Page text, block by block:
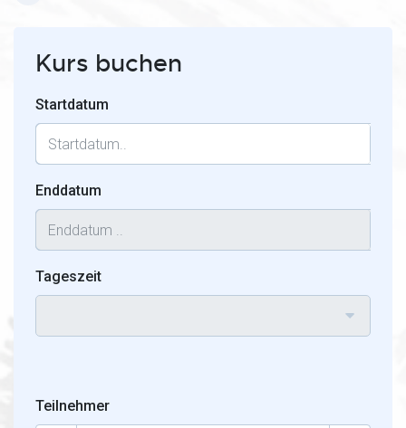
Kurs buchen
Startdatum
Enddatum
Tageszeit
Teilnehmer